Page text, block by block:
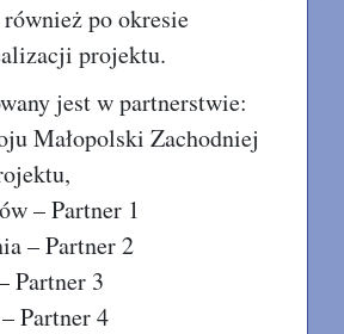
również po okresie
projektu.
jest w partnerstwie:
Małopolski Zachodniej
– Partner 1
– Partner 2
Partner 3
Partner 4